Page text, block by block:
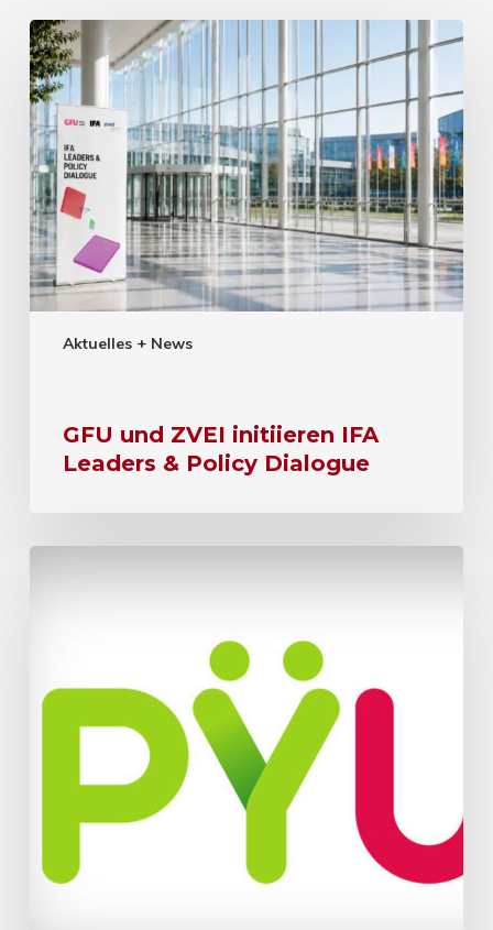
Aktuelles + News
GFU und ZVEI initiieren IFA
Leaders & Policy Dialogue